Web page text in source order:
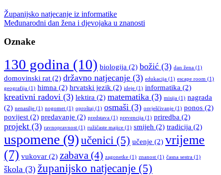
Županijsko natjecanje iz informatike
Međunarodni dan žena i djevojaka u znanosti
Oznake
130 godina (10) biologija (2) božić (3) dan žena (1)
domovinski rat (2) državno natjecanje (3) edukacija (1) escape room (1)
geografija (1) himna (2) hrvatski jezik (2) ideje (1) informatika (2)
kreativni radovi (3) lektira (2) matematika (3) misija (1) nagrada
(2) nenasilje (1) nogomet (1) oproštaj (1) osmaši (3) osvješćivanje (1) ponos (2)
povijest (2) predavanje (2) predstava (1) prevencija (1) priredba (2)
projekt (3) ravnopravnost (1) ružičaste majice (1) smijeh (2) tradicija (2)
uspomene (9) učenici (5) učenje (2) vrijeme
(7) vukovar (2) zabava (4) zagonetke (1) znanost (1) časna sestra (1)
škola (3) županijsko natjecanje (5)